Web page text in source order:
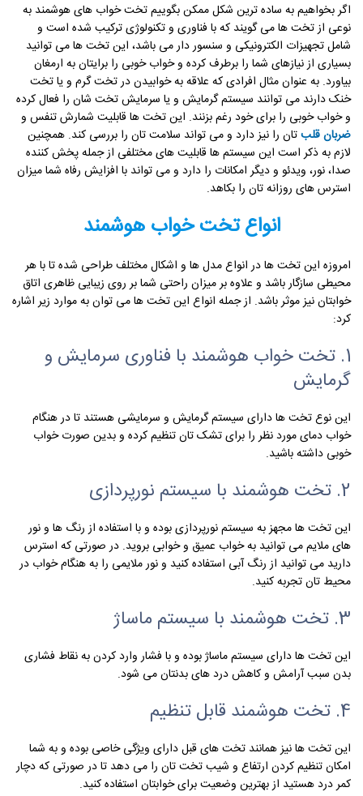
اگر بخواهیم به ساده ترین شکل ممکن بگوییم تخت خواب های هوشمند به
نوعی از تخت ها می گویند که با فناوری و تکنولوژی ترکیب شده است و
شامل تجهیزات الکترونیکی و سنسور دار می باشد، این تخت ها می توانید
بسیاری از نیازهای شما را برطرف کرده و خواب خوبی را برایتان به ارمغان
بیاورد. به عنوان مثال افرادی که علاقه به خوابیدن در تخت گرم و یا تخت
خنک دارند می توانند سیستم گرمایش و یا سرمایش تخت شان را فعال کرده
و خواب خوبی را برای خود رغم بزنند. این تخت ها قابلیت شمارش تنفس و
ضربان قلبتان را نیز دارد و می تواند سلامت تان را بررسی کند. همچنین
لازم به ذکر است این سیستم ها قابلیت های مختلفی از جمله پخش کننده
صدا، نور، ویدئو و دیگر امکانات را دارد و می تواند با افزایش رفاه شما میزان
استرس های روزانه تان را بکاهد.
انواع تخت خواب هوشمند
امروزه این تخت ها در انواع مدل ها و اشکال مختلف طراحی شده تا با هر
محیطی سازگار باشد و علاوه بر میزان راحتی شما بر روی زیبایی ظاهری اتاق
خوابتان نیز موثر باشد. از جمله انواع این تخت ها می توان به موارد زیر اشاره
کرد:
1. تخت خواب هوشمند با فناوری سرمایش و
گرمایش
این نوع تخت ها دارای سیستم گرمایش و سرمایشی هستند تا در هنگام
خواب دمای مورد نظر را برای تشک تان تنظیم کرده و بدین صورت خواب
خوبی داشته باشید.
2. تخت هوشمند با سیستم نورپردازی
این تخت ها مجهز به سیستم نورپردازی بوده و با استفاده از رنگ ها و نور
های ملایم می توانید به خواب عمیق و خوابی بروید. در صورتی که استرس
دارید می توانید از رنگ آبی استفاده کنید و نور ملایمی را به هنگام خواب در
محیط تان تجربه کنید.
3. تخت هوشمند با سیستم ماساژ
این تخت ها دارای سیستم ماساژ بوده و با فشار وارد کردن به نقاط فشاری
بدن سبب آرامش و کاهش درد های بدنتان می شود.
4. تخت هوشمند قابل تنظیم
این تخت ها نیز همانند تخت های قبل دارای ویژگی خاصی بوده و به شما
امکان تنظیم کردن ارتفاع و شیب تخت تان را می دهد تا در صورتی که دچار
کمر درد هستید از بهترین وضعیت برای خوابتان استفاده کنید.